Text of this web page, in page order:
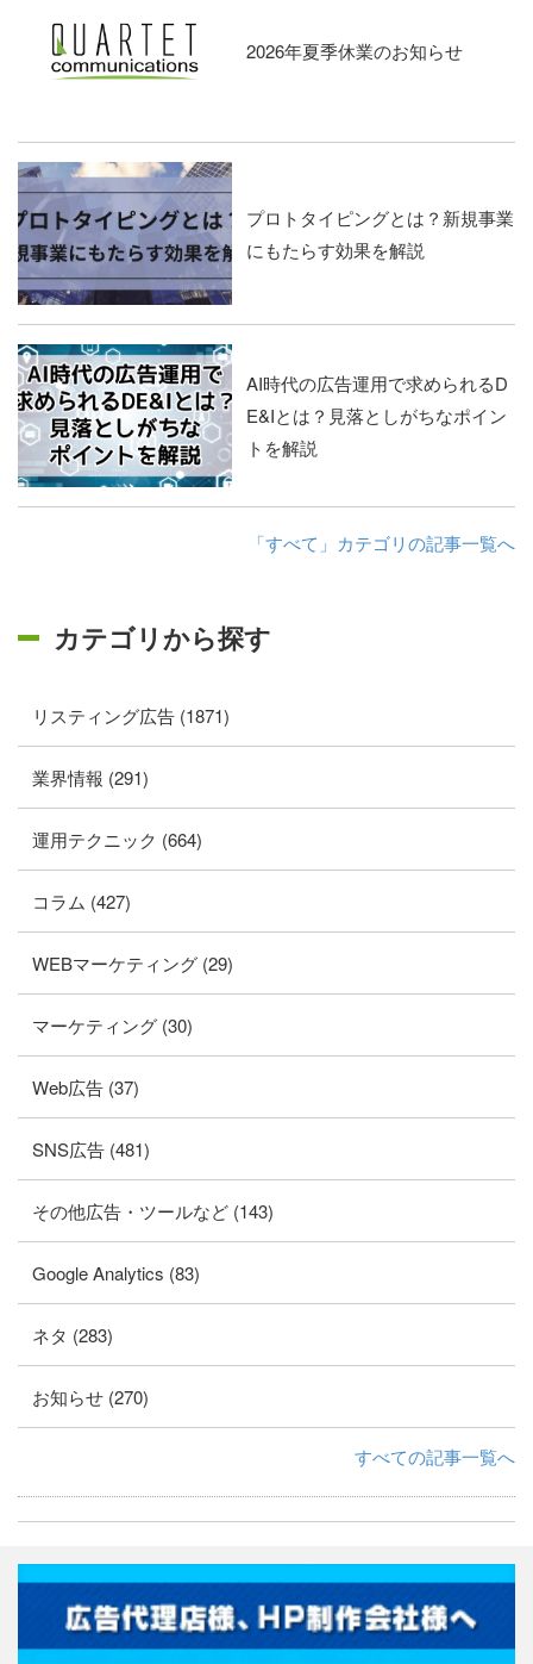
2026年夏季休業のお知らせ
プロトタイピングとは？新規事業
にもたらす効果を解説
AI時代の広告運用で求められるD
E&Iとは？見落としがちなポイン
トを解説
「すべて」カテゴリの記事一覧へ
カテゴリから探す
リスティング広告 (1871)
業界情報 (291)
運用テクニック (664)
コラム (427)
WEBマーケティング (29)
マーケティング (30)
Web広告 (37)
SNS広告 (481)
その他広告・ツールなど (143)
Google Analytics (83)
ネタ (283)
お知らせ (270)
すべての記事一覧へ